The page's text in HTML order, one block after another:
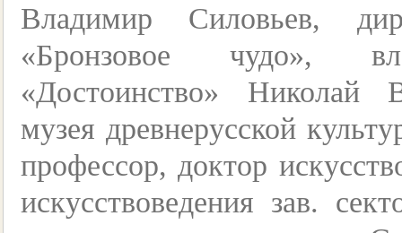
Владимир Силовьев,
«Бронзовое чудо»,
«Достоинство» Николай
музея древнерусской
профессор, доктор
искусствоведения зав.